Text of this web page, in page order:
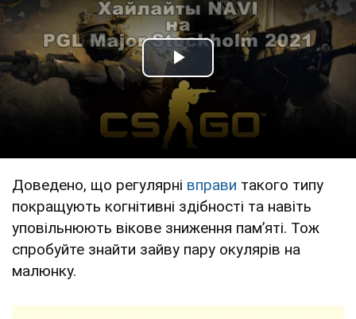
Play Video
Доведено, що регулярні вправи такого типу
покращують когнітивні здібності та навіть
уповільнюють вікове зниження пам’яті. Тож
спробуйте знайти зайву пару окулярів на
малюнку.